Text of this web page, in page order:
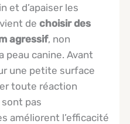
et d’apaiser les
dechoisir des
agressif, non
peau canine. Avant
une petite surface
toute réaction
pas
améliorent l’efficacité